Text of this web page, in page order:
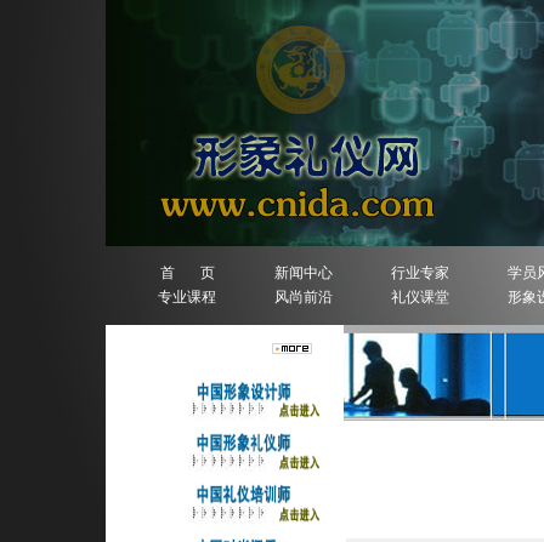
首 页 新闻中心 行业专家
学员
专业课程
风尚前沿 礼仪课堂 形象